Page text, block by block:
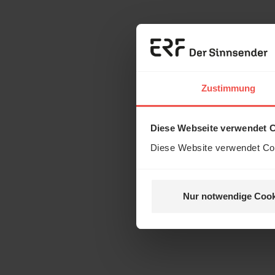
Zustimmung
Diese Webseite verwendet
Diese Website verwendet
Nur notwendige